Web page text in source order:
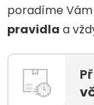
poradíme
pravidla a